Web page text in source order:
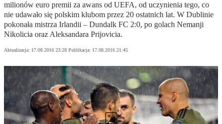
milionów euro premii za awans od UEFA, od uczynienia tego, co
nie udawało się polskim klubom przez 20 ostatnich lat. W Dublinie
pokonała mistrza Irlandii – Dundalk FC 2:0, po golach Nemanji
Nikolicia oraz Aleksandara Prijovicia.
Aktualizacja: 17.08.2016 23:28 Publikacja: 17.08.2016 21:45